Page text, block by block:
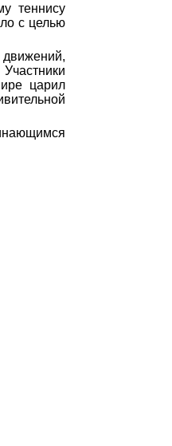
теннису
с целью
царил